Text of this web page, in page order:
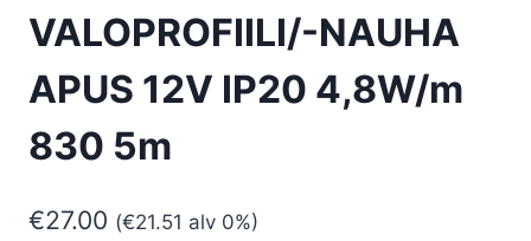
VALOPROFIILI/-NAUHA
APUS 12V IP20 4,8W/m
830 5m
€27.00 (€21.51 alv 0%)